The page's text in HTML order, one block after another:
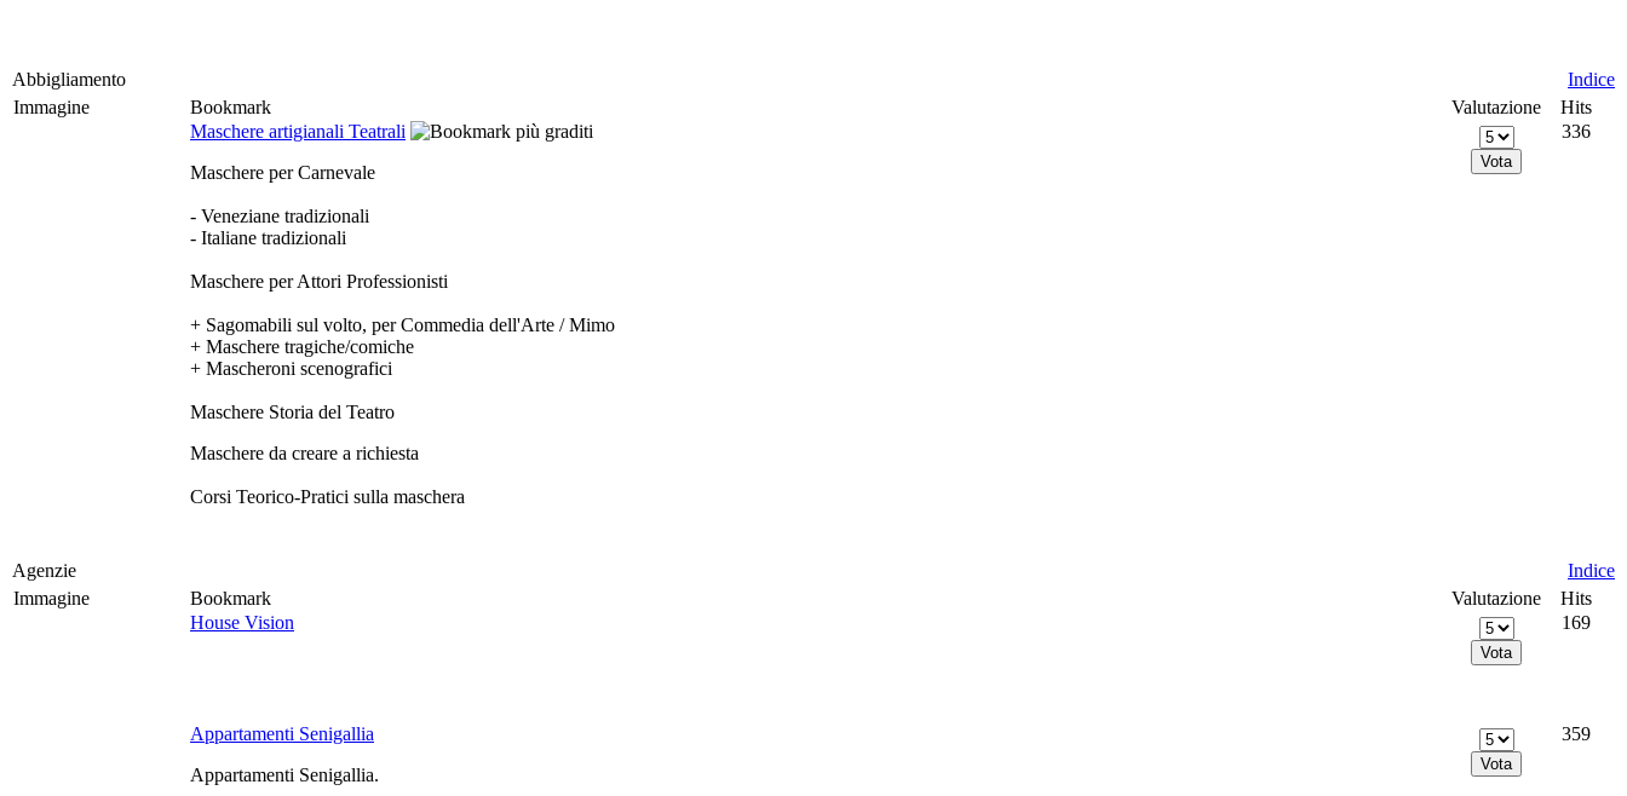
Abbigliamento
Indice
Immagine
Bookmark Valutazione
Hits
Maschere artigianali Teatrali
Maschere per Carnevale
- Veneziane tradizionali
- Italiane tradizionali
Maschere per Attori Professionisti
+ Sagomabili sul volto, per Commedia dell'Arte / Mimo
+ Maschere tragiche/comiche
+ Mascheroni scenografici
Maschere Storia del Teatro
Maschere da creare a richiesta
Corsi Teorico-Pratici sulla maschera
336
Agenzie
Indice
Immagine
Bookmark Valutazione
Hits
House Vision
169
Appartamenti Senigallia
Appartamenti Senigallia.
359